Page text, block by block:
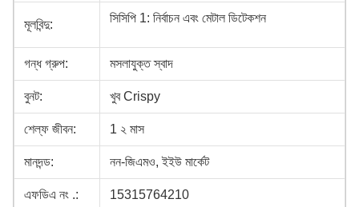
মূলবিন্দু: সিসিপি 1: নির্বাচন এবং মেটাল ডিটেকশন
গন্ধ গ্রুপ: মসলাযুক্ত স্বাদ
বুনট: খুব Crispy
শেল্ফ জীবন: 1 ২ মাস
মানদন্ড: নন-জিএমও, ইইউ মার্কেট
এফডিএ নং .: 15315764210